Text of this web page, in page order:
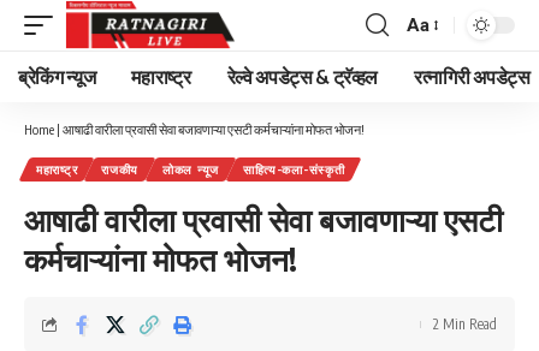
Font
Resizer
Aa
ब्रेकिंग न्यूज महाराष्ट्र रेल्वे अपडेट्स & ट्रॅव्हल रत्नागिरी अपडेट्स
Home | आषाढी वारीला प्रवासी सेवा बजावणाऱ्या एसटी कर्मचाऱ्यांना मोफत भोजन!
महाराष्ट्र राजकीय लोकल न्यूज साहित्य-कला-संस्कृती
आषाढी वारीला प्रवासी सेवा बजावणाऱ्या एसटी
कर्मचाऱ्यांना मोफत भोजन!
2 Min Read